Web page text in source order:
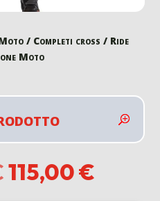
/ Completi cross / Ride
Moto
Il
prezzo
115,00€Il